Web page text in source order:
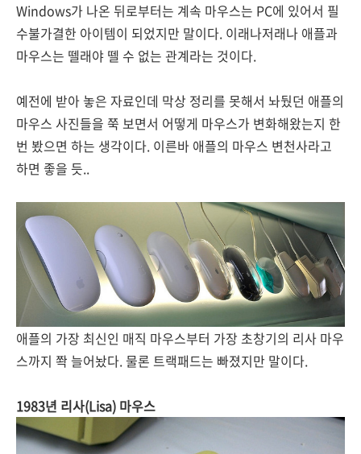
Windows가 나온 뒤로부터는 계속 마우스는 PC에 있어서 필
수불가결한 아이템이 되었지만 말이다. 이래나저래나 애플과
마우스는 뗄래야 뗄 수 없는 관계라는 것이다.
예전에 받아 놓은 자료인데 막상 정리를 못해서 놔뒀던 애플의
마우스 사진들을 쭉 보면서 어떻게 마우스가 변화해왔는지 한
번 봤으면 하는 생각이다. 이른바 애플의 마우스 변천사라고
하면 좋을 듯..
애플의 가장 최신인 매직 마우스부터 가장 초창기의 리사 마우
스까지 쫙 늘어놨다. 물론 트랙패드는 빠졌지만 말이다.
1983년 리사(Lisa) 마우스